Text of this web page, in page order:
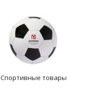
Спортивные товары